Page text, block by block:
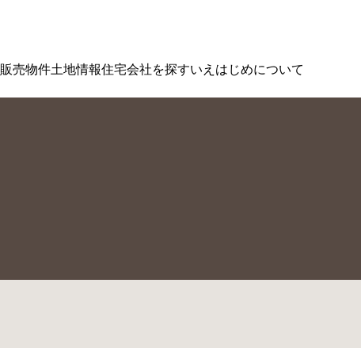
販売物件土地情報住宅会社を探すいえはじめについて